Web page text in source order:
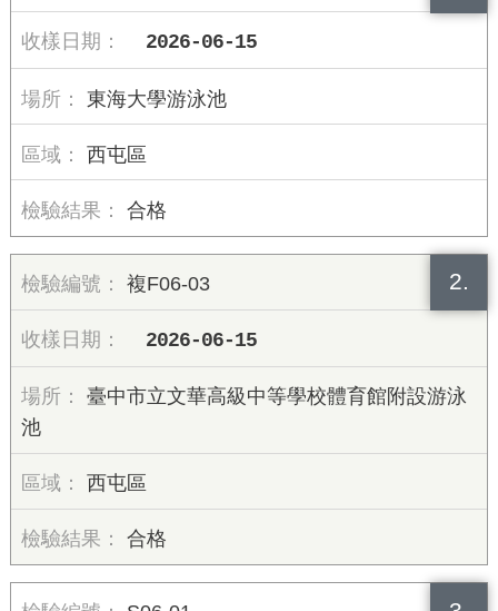
2026-06-15
東海大學游泳池
西屯區
合格
2.
複F06-03
2026-06-15
臺中市立文華高級中等學校體育館附設游泳
池
西屯區
合格